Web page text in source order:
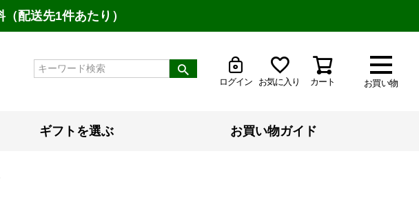
配送先1件あたり）
お買い物
ログイン お気に入り カート
ギフトを選ぶ お買い物ガイド